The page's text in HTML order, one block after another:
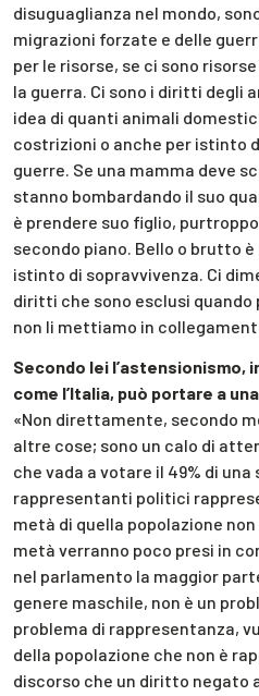
disuguaglianza nel mondo,
migrazioni forzate e delle
per le risorse, se ci sono
la guerra. Ci sono i diritti degli
idea di quanti animali
costrizioni o anche per istinto
guerre. Se una mamma deve
stanno bombardando il suo
è prendere suo figlio,
secondo piano. Bello o brutto
istinto di sopravvivenza. Ci
diritti che sono esclusi
non li mettiamo in
Secondo lei l’astensionismo,
come l’Italia, può portare a
«Non direttamente, secondo
altre cose; sono un calo di
che vada a votare il 49% di
rappresentanti politici
metà di quella popolazione
metà verranno poco presi in
nel parlamento la maggior
genere maschile, non è un
problema di rappresentanza,
della popolazione che non è
discorso che un diritto negato